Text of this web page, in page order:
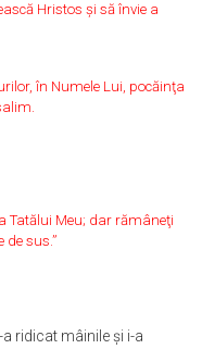
Hristos şi să învie a
în Numele Lui, pocăinţa
Tatălui Meu; dar rămâneţi
de sus.”
ridicat mâinile şi i-a